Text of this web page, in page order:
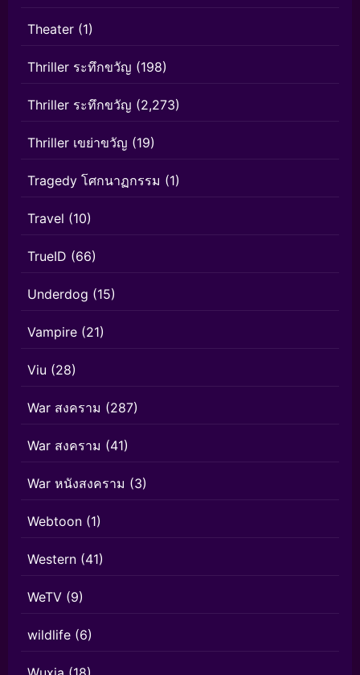
Theater (1)
Thriller ระทึกขวัญ (198)
Thriller ระทึกขวัญ (2,273)
Thriller เขย่าขวัญ (19)
Tragedy โศกนาฏกรรม (1)
Travel (10)
TrueID (66)
Underdog (15)
Vampire (21)
Viu (28)
War สงคราม (287)
War สงคราม (41)
War หนังสงคราม (3)
Webtoon (1)
Western (41)
WeTV (9)
wildlife (6)